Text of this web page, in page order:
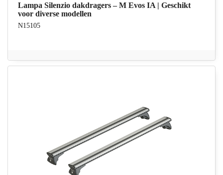
Lampa Silenzio dakdragers – M Evos IA | Geschikt
voor diverse modellen
N15105